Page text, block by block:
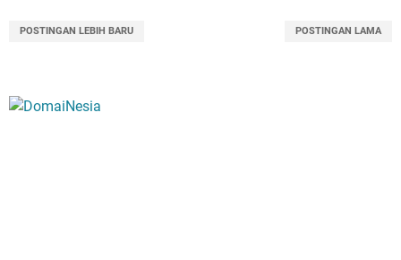
POSTINGAN LEBIH BARU POSTINGAN LAMA